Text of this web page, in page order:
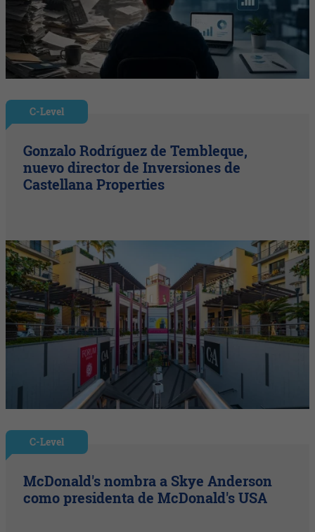
C-Level
Gonzalo Rodríguez de Tembleque,
nuevo director de Inversiones de
Castellana Properties
C-Level
McDonald's nombra a Skye Anderson
como presidenta de McDonald's USA